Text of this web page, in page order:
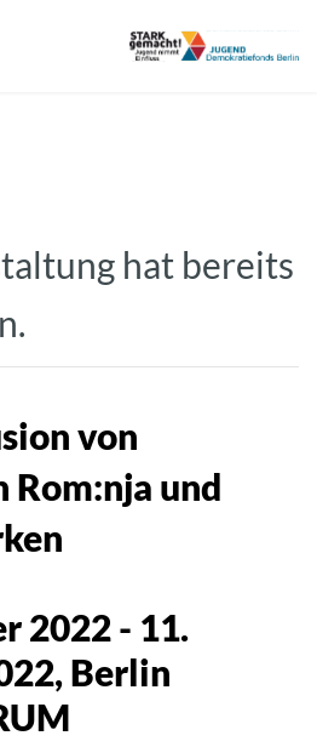
hat bereits
von
Rom:nja und
2022- 11.
, Berlin